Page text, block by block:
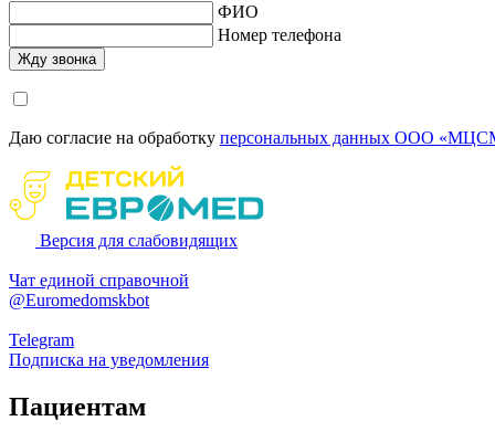
ФИО
Номер телефона
Даю согласие на обработку персональных данных ООО
Версия для слабовидящих
Чат единой справочной
@Euromedomskbot
Telegram
Подписка на уведомления
Пациентам